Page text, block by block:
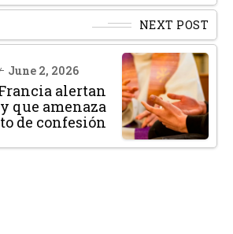
NEXT POST
June 2, 2026
alertan
que amenaza
de confesión